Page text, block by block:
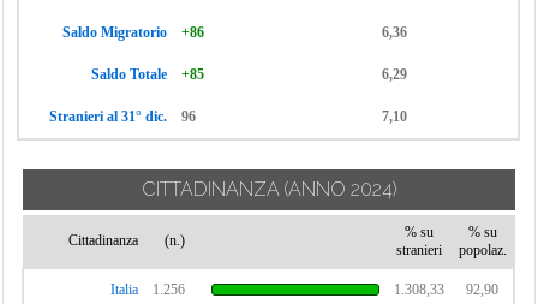
Saldo Migratorio +86 6,36
Saldo Totale +85 6,29
Stranieri al 31° dic. 96 7,10
CITTADINANZA (ANNO 2024)
Cittadinanza (n.)
% su
stranieri
% su
popolaz.
Italia 1.256 1.308,33 92,90